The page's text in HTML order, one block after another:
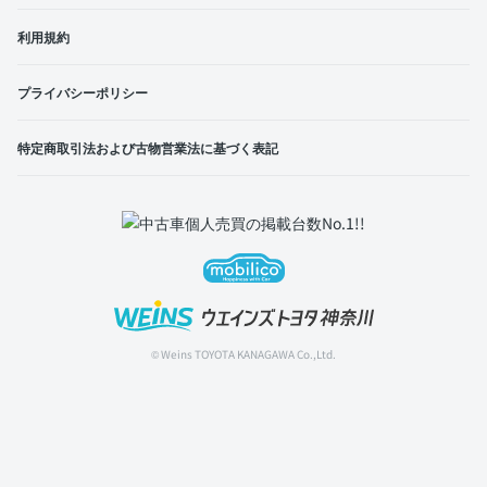
利用規約
プライバシーポリシー
特定商取引法および古物営業法に基づく表記
© Weins TOYOTA KANAGAWA Co.,Ltd.